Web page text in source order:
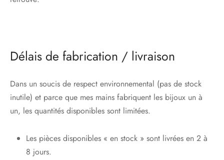
Délais de fabrication / livraison
Dans un soucis de respect environnemental (pas de stock
inutile) et parce que mes mains fabriquent les bijoux un à
un, les quantités disponibles sont limitées.
Les pièces disponibles « en stock » sont livrées en 2 à
8 jours.